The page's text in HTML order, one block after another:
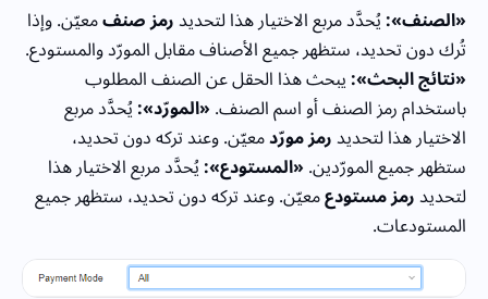
«الصنف»:يُحدَّد مربع الاختيار هذا لتحديدرمز صنفمعيّن. وإذا
تُرك دون تحديد، ستظهر جميع الأصناف مقابل المورّد والمستودع.
«نتائج البحث»:يبحث هذا الحقل عن الصنف المطلوب
باستخدام رمز الصنف أو اسم الصنف.«المورّد»:يُحدَّد مربع
الاختيار هذا لتحديدرمز مورّدمعيّن. وعند تركه دون تحديد،
ستظهر جميع المورّدين.«المستودع»:يُحدَّد مربع الاختيار هذا
لتحديدرمز مستودعمعيّن. وعند تركه دون تحديد، ستظهر جميع
المستودعات.